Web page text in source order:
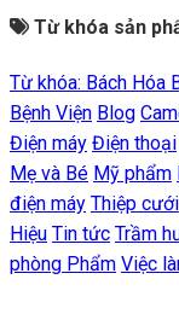
Từ khóa sản
Từ khóa: Bách Hóa
Bệnh Viện Blog
Điện máy Điện thoại
Mẹ và Bé Mỹ phẩm
điện máy Thiệp cưới
Hiệu Tin tức Trầm
phòng Phẩm Việc